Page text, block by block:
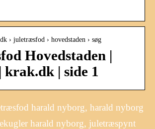
› juletræsfod › hovedstaden › søg
Hovedstaden |
| side 1
harald nyborg, harald nyborg
harald nyborg, juletræspynt